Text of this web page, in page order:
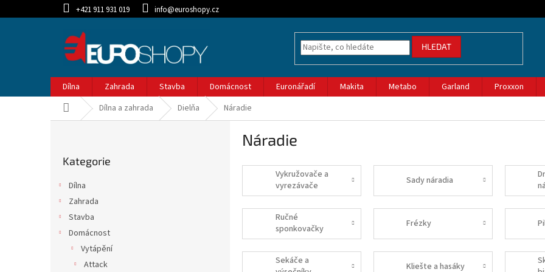
na
+421 911 931 019 info@euroshopy.cz
HLEDAT
Dílna Zahrada Stavba Domácnost Euronářadí Makita Metabo Garland Proxxon
Domů Dílna a zahrada Dielňa Náradie
kategorie
Kategorie
Dílna
Zahrada
Stavba
Domácnost
Vytápění
Attack
Náradie
Vykružovače a
vyrezávače
Sady náradia
Ručné
sponkovačky
Frézky
Sekáče a
Kliešte a hasáky